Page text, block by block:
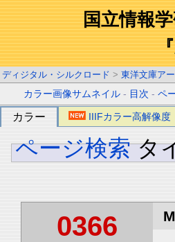
国立情報
ディジタル・シルクロード > 東洋文庫ア
カラー画像サムネイル - 目次 -ペ
カラー IIIFカラー高解像度
ページ検索 タ
0366